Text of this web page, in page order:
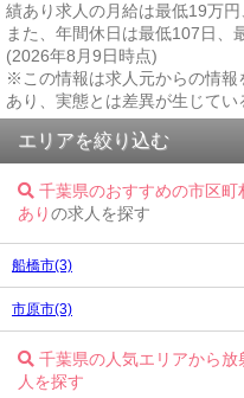
績あり求人の月給は最低19万
また、年間休日は最低107日、
(2026年8月9日時点)
※この情報は求人元からの情報
あり、実態とは差異が生じてい
エリアを絞り込む
千葉県のおすすめの市区
ありの求人を探す
船橋市(3)
市原市(3)
千葉県の人気エリアから
人を探す